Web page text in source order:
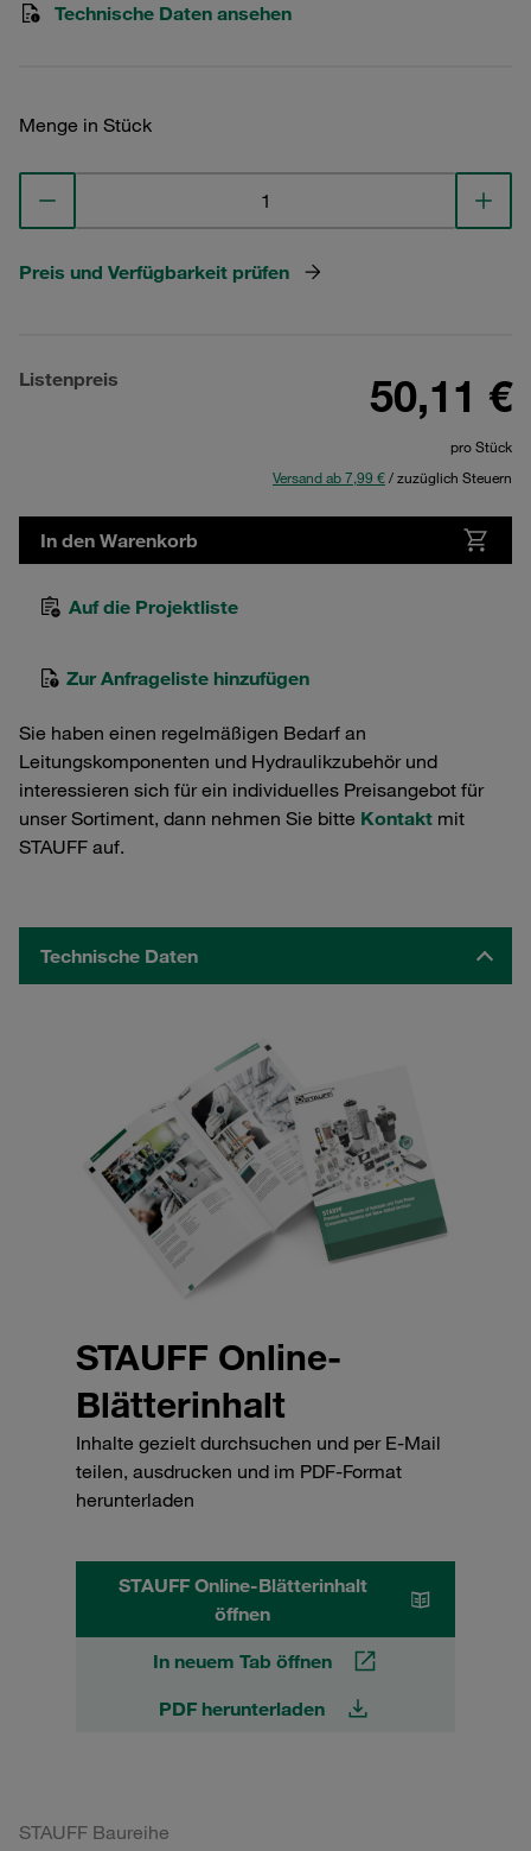
Technische Daten ansehen
Menge in Stück
Preis und Verfügbarkeit prüfen
Listenpreis 50,11 €
pro Stück
Versand ab 7,99 €/ zuzüglich Steuern
In den Warenkorb
Auf die Projektliste
Zur Anfrageliste hinzufügen
Sie haben einen regelmäßigen Bedarf an
Leitungskomponenten und Hydraulikzubehör und
interessieren sich für ein individuelles Preisangebot für
unser Sortiment, dann nehmen Sie bitte Kontakt mit
STAUFF auf.
Technische Daten
STAUFF Online-
Blätterinhalt
Inhalte gezielt durchsuchen und per E-Mail
teilen, ausdrucken und im PDF-Format
herunterladen
STAUFF Online-Blätterinhalt
öffnen
In neuem Tab öffnen
PDF herunterladen
STAUFF Baureihe